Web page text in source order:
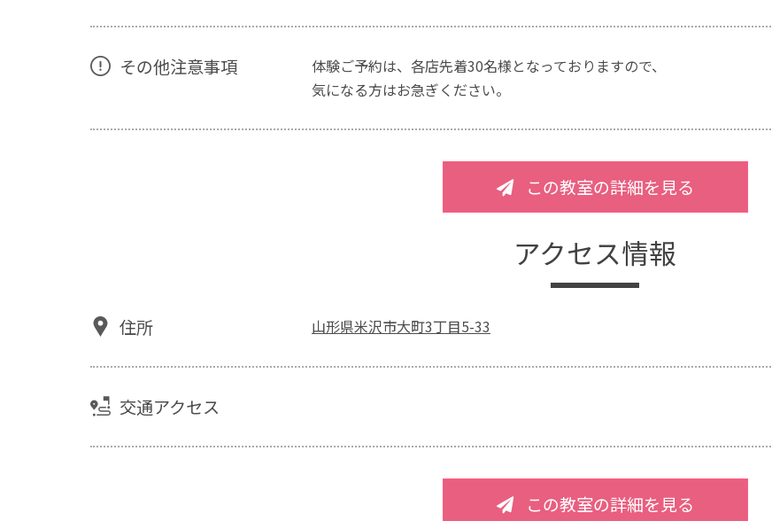
その他注意事項
体験ご予約は、各店先着30名様となっておりますので、
気になる方はお急ぎください。
この教室の詳細を見る
アクセス情報
住所 山形県米沢市大町3丁目5-33
交通アクセス
この教室の詳細を見る